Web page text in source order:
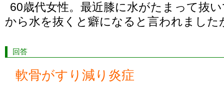
60歳代女性。最近膝に水がたまって抜
から水を抜くと癖になると言われました
回答
軟骨がすり減り炎症